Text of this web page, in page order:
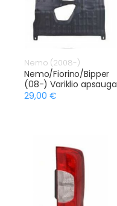
Nemo (2008-)
Nemo/Fiorino/Bipper
(08-) Variklio apsauga
29,00 €